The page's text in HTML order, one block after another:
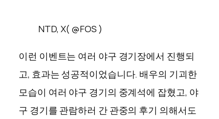
NTD, X( @FOS )
이런 이벤트는 여러 야구 경기장에서 진행되
고, 효과는 성공적이었습니다. 배우의 기괴한
모습이 여러 야구 경기의 중계석에 잡혔고, 야
구 경기를 관람하러 간 관중의 후기 의해서도